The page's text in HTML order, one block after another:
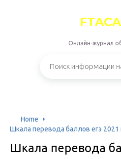
Онлайн-журнал
Home
Шкала перевода баллов егэ 2021
Шкала перевода